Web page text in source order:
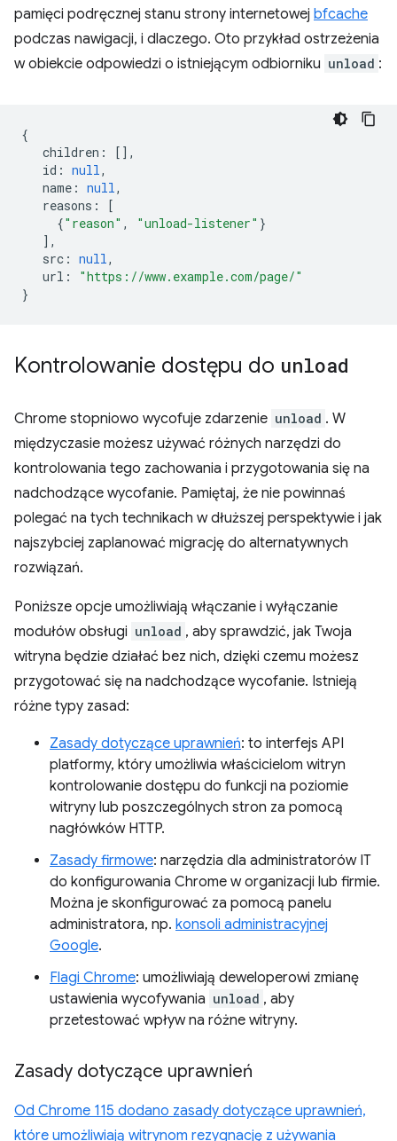
pamięci podręcznej stanu strony internetowej bfcache
podczas nawigacji, i dlaczego. Oto przykład ostrzeżenia
w obiekcie odpowiedzi o istniejącym odbiorniku unload :
{
children :
[],
id : null,
name : null,
reasons :
[
{"reason" , "unload-listener" }
],
src : null,
url :
"https://www.example.com/page/"
}
Kontrolowanie dostępu do unload
Chrome stopniowo wycofuje zdarzenie unload . W
międzyczasie możesz używać różnych narzędzi do
kontrolowania tego zachowania i przygotowania się na
nadchodzące wycofanie. Pamiętaj, że nie powinnaś
polegać na tych technikach w dłuższej perspektywie i jak
najszybciej zaplanować migrację do alternatywnych
rozwiązań.
Poniższe opcje umożliwiają włączanie i wyłączanie
modułów obsługi unload , aby sprawdzić, jak Twoja
witryna będzie działać bez nich, dzięki czemu możesz
przygotować się na nadchodzące wycofanie. Istnieją
różne typy zasad:
Zasady dotyczące uprawnień: to interfejs API
platformy, który umożliwia właścicielom witryn
kontrolowanie dostępu do funkcji na poziomie
witryny lub poszczególnych stron za pomocą
nagłówków HTTP.
Zasady firmowe: narzędzia dla administratorów IT
do konfigurowania Chrome w organizacji lub firmie.
Można je skonfigurować za pomocą panelu
administratora, np. konsoli administracyjnej
Google.
Flagi Chrome: umożliwiają deweloperowi zmianę
ustawienia wycofywania unload , aby
przetestować wpływ na różne witryny.
Zasady dotyczące uprawnień
Od Chrome 115 dodano zasady dotyczące uprawnień,
które umożliwiają witrynom rezygnację z używania